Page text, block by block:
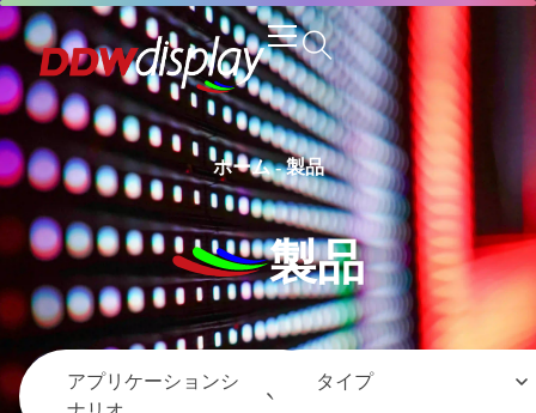
ホーム-製品
製品
アプリケーションシ
タイプ